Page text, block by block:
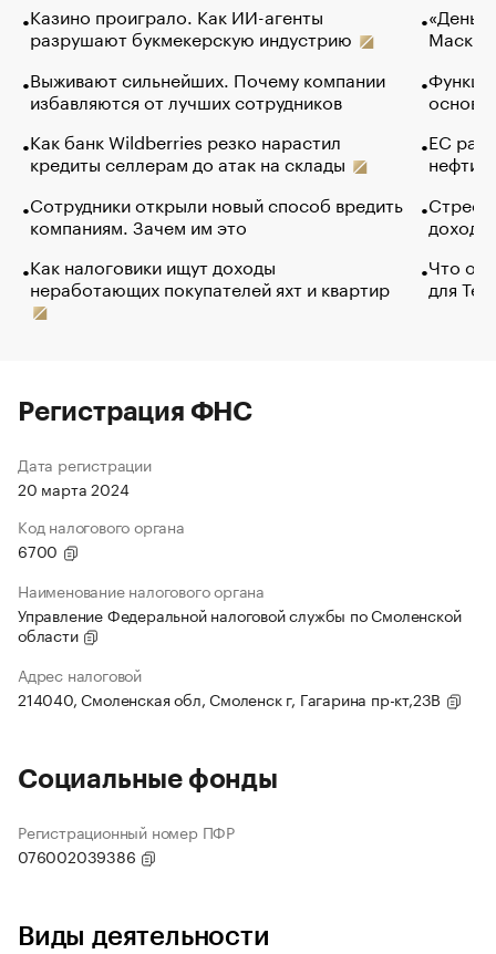
Казино проиграло. Как ИИ-агенты
разрушают букмекерскую индустрию
Выживают сильнейших. Почему компании
избавляются от лучших сотрудников
Как банк Wildberries резко нарастил
кредиты селлерам до атак на склады
Сотрудники открыли новый способ вредить
компаниям. Зачем им это
Как налоговики ищут доходы
неработающих покупателей яхт и квартир
Маск в
основ
ЕС
нефти
Что
для
Регистрация ФНС
Дата регистрации
20 марта 2024
Код налогового органа
6700
Наименование налогового органа
Управление Федеральной налоговой службы по Смоленской
области
Адрес налоговой
214040, Смоленская обл, Смоленск г, Гагарина пр-кт,23В
Социальные фонды
Регистрационный номер ПФР
076002039386
Виды деятельности